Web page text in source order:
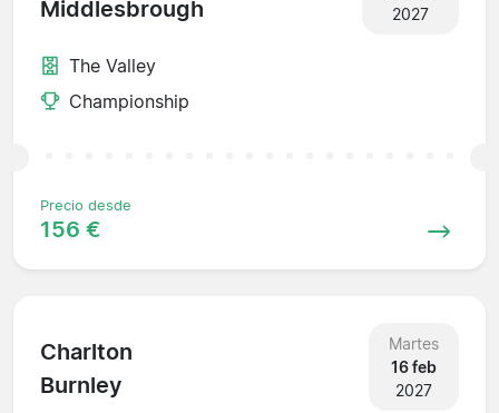
Middlesbrough
2027
The Valley
Championship
Precio desde
156 €
Charlton
Burnley
Martes
16 feb
2027